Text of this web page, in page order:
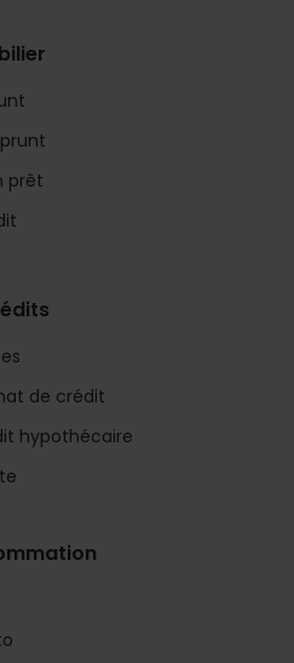
prêt
de crédit
hypothécaire